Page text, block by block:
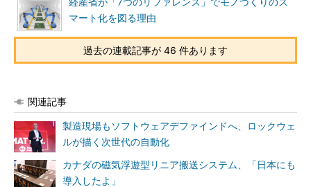
マート化を図る理由
過去の連載記事が 46 件あります
関連記事
製造現場もソフトウェアデファインドへ、ロックウェ
ルが描く次世代の自動化
カナダの磁気浮遊型リニア搬送システム、「日本にも
導入したよ」